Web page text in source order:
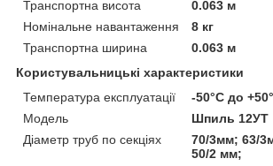
Транспортна висота
0.063 м
Номінальне навантаження
8 кг
Транспортна ширина
0.063 м
Користувальницькі характеристики
Температура експлуатації
-50°C до +50°
Модель
Шпиль 12УТ
Діаметр труб по секціях
70/3мм; 63/
50/2 мм;